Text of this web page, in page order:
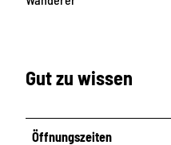
Gut zu wissen
Öffnungszeiten